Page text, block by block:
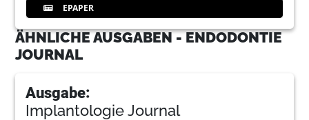
EPAPER
ÄHNLICHE AUSGABEN - ENDODONTIE
JOURNAL
Ausgabe:
Implantologie Journal